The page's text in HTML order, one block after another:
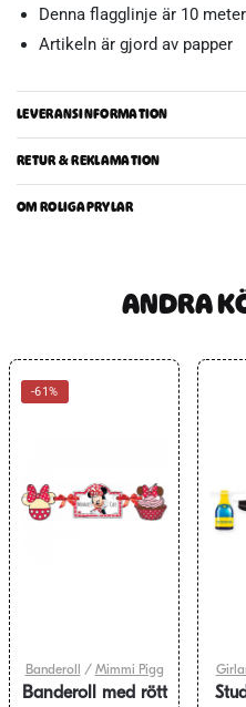
Denna flagglinje är 10
Artikeln är gjord av papper
LEVERANSINFORMATION
RETUR & REKLAMATION
OM ROLIGAPRYLAR
ANDRA
-61%
Banderoll / Mimmi Pigg
Banderoll med rött